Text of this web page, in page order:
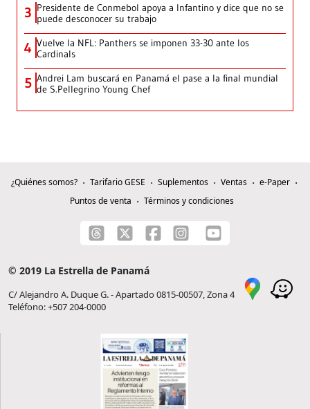
3 Presidente de Conmebol apoya a Infantino y dice que no se
puede desconocer su trabajo
4 Vuelve la NFL: Panthers se imponen 33-30 ante los
Cardinals
5 Andrei Lam buscará en Panamá el pase a la final mundial
de S.Pellegrino Young Chef
¿Quiénes somos? Tarifario GESE Suplementos Ventas
e-Paper
Puntos de venta
Términos y condiciones
© 2019 La Estrella de Panamá
C/ Alejandro A. Duque G. - Apartado 0815-00507, Zona 4
Teléfono: +507 204-0000